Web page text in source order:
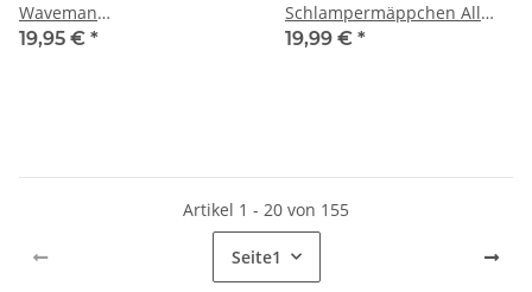
Waveman
Schlampermäppchen
19,95 € *
Schlampermäppchen All
Blue
19,99 € *
Artikel 1 - 20 von 155
Seite1